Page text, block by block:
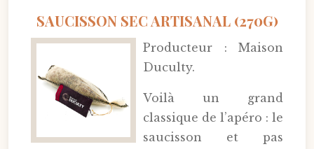
SAUCISSON SEC ARTISANAL (270G)
Producteur : Maison
Duculty.
Voilà un grand
classique de l’apéro : le
saucisson et pas